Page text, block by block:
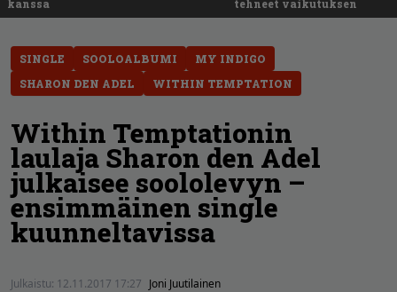
kanssa
tehneet vaikutuksen
SINGLE SOOLOALBUMI
MY INDIGO
SHARON DEN ADEL
WITHIN TEMPTATION
Within Temptationin
laulaja Sharon den Adel
julkaisee soololevyn –
ensimmäinen single
kuunneltavissa
Julkaistu: 12.11.2017 17:27 Joni Juutilainen